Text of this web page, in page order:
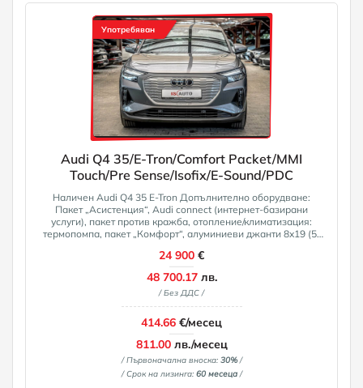
на задната седалка, предни странични въздушни
възглавници (интерактивна въздушна възглавница),
стандартно окачване, 12V контакт в предната централна
конзола, плътен лак, зелено тонирано топлоизолационно
стъкло Лизинг! За повече информация 0882111022
info@isauto. net
Употребяван
Audi Q4 35/E-Tron/Comfort Packet/MMI
Touch/Pre Sense/Isofix/E-Sound/PDC
Наличен Audi Q4 35 E-Tron Допълнително оборудване:
Пакет „Асистенция“, Audi connect (интернет-базирани
услуги), пакет против кражба, отопление/климатизация:
термопомпа, пакет „Комфорт“, алуминиеви джанти 8x19 (5-
Navigation Plus с MMI Touch, комплект за ремонт на гуми,
тонирани задни стъкла (затъмнени стъкла). Допълнително
оборудване: 4 високоговорителя, деактивиране на
пътническата въздушна възглавница, въздушни
възглавници за водача/пътника, акустична защита на
пешеходците, външен звук (e-sound), Audi connect (система
за спешни повиквания и асистенция), Audi connect
(дистанционно/управление), външни огледала в цвета на
каросерията, текстилна таванна облицовка, алуминиеви
релси на покрива, електрически двигател 125 kW
(продължение 70 kW), система за подпомагане на водача:
24 900 €
48 700.17лв.
/ Без ДДС /
414.66 €/месец
811.00лв./месец
/ Първоначална вноска: 30%/
/ Срок на лизинга: 60 месеца/